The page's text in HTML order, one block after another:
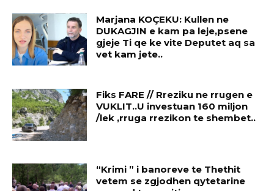
Marjana KOÇEKU: Kullen ne
DUKAGJIN e kam pa leje,psene
gjeje Ti qe ke vite Deputet aq sa
vet kam jete..
Fiks FARE // Rreziku ne rrugen e
VUKLIT..U investuan 160 miljon
/lek ,rruga rrezikon te shembet..
“Krimi ” i banoreve te Thethit
vetem se zgjodhen qytetarine